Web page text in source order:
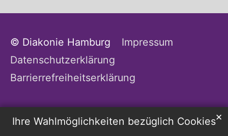
Ihre Wahlmöglichkeiten bezüglich Cookies✕
© Diakonie Hamburg
Impressum
Datenschutzerklärung
Barrierrefreiheitserklärung